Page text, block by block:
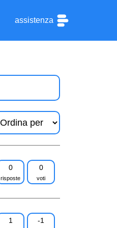
assistenza
0
risposte
0
voti
1 -1